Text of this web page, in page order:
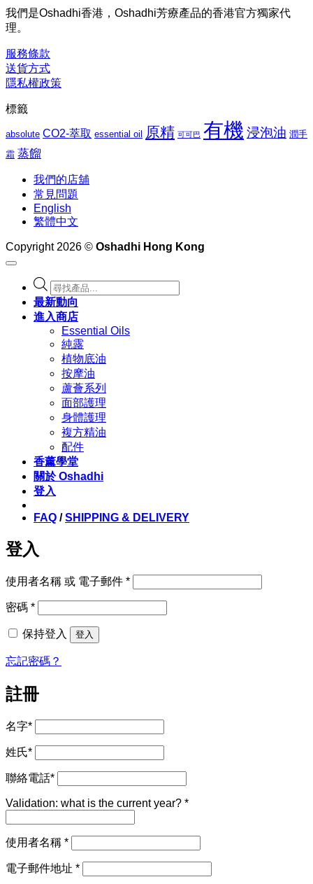
圍：
$276.00
我們是Oshadhi香港，Oshadhi芳療產品的香港官方獨家代
理。
服務條款
送貨方式
隱私權政策
標籤
absolute CO2-萃取 essential oil 原精 可可巴 有機 浸泡油 潤手
霜 蒸餾
我們的店舖
常見問題
English
繁體中文
Copyright 2026 © Oshadhi Hong Kong
Products
search
最新動向
進入商店
Essential Oils
純露
植物底油
按摩油
蘆薈系列
面部護理
身體護理
複方精油
配件
香薰學堂
關於 Oshadhi
登入
FAQ /SHIPPING & DELIVERY
登入
使用者名稱 或 電子郵件 *必
密碼 *必
保持登入
登入
忘記密碼？
註冊
名字*
姓氏*
聯絡電話*
Validation: what is the current year? *
使用者名稱 *必
電子郵件地址 *必